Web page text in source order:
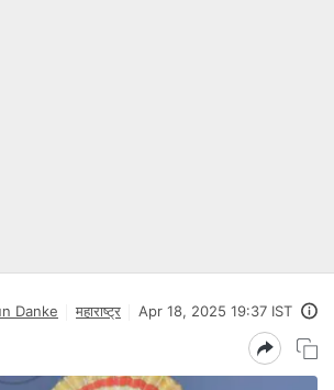
Danke महाराष्ट्र Apr 18, 2025 19:37 IST